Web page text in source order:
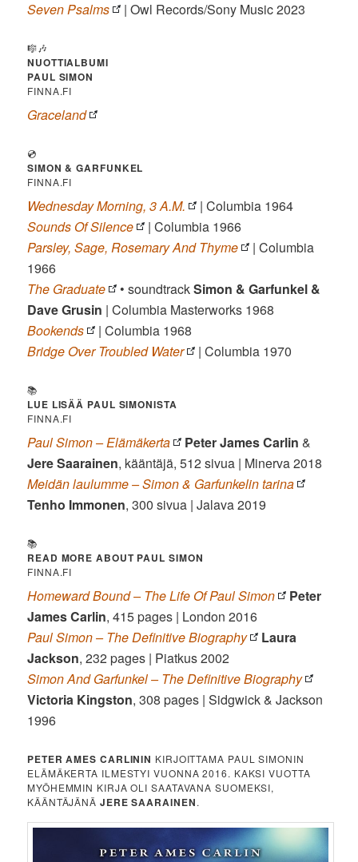
Seven Psalms | Owl Records/Sony Music 2023
🎼🎶
NUOTTIALBUMI
PAUL SIMON
FINNA.FI
Graceland
💿
SIMON & GARFUNKEL
FINNA.FI
Wednesday Morning, 3 A.M.
| Columbia 1964
Sounds Of Silence
| Columbia 1966
Parsley, Sage, Rosemary And Thyme
| Columbia
1966
The Graduate
• soundtrackSimon & Garfunkel &
Dave Grusin | Columbia Masterworks 1968
Bookends
| Columbia 1968
Bridge Over Troubled Water
| Columbia 1970
📚
LUE LISÄÄ PAUL SIMONISTA
FINNA.FI
Paul Simon – Elämäkerta Peter James Carlin &
JereSaarainen, kääntäjä, 512 sivua | Minerva 2018
Meidän laulumme – Simon & Garfunkelin tarina
Tenho Immonen, 300 sivua | Jalava 2019
📚
READ MORE ABOUT PAUL SIMON
FINNA.FI
Homeward Bound – The Life Of Paul Simon
Peter
James Carlin, 415 pages | London 2016
Paul Simon – The Definitive Biography
Laura
Jackson, 232 pages | Piatkus 2002
Simon And Garfunkel – The Definitive Biography
Victoria Kingston, 308 pages | Sidgwick & Jackson
1996
PETER AMES CARLININ KIRJOITTAMA PAUL SIMONIN
ELÄMÄKERTA ILMESTYI VUONNA 2016. KAKSI VUOTTA
MYÖHEMMIN KIRJA OLI SAATAVANA SUOMEKSI,
KÄÄNTÄJÄNÄ JERE SAARAINEN.